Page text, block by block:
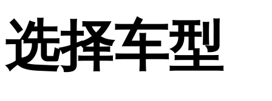
选择车型